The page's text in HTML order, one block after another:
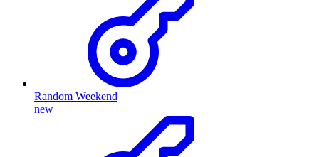
Random Weekend
new